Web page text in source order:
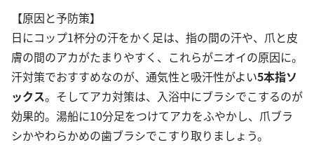
【原因と予防策】
日にコップ1杯分の汗をかく足は、指の間の汗や、爪と皮
膚の間のアカがたまりやすく、これらがニオイの原因に。
汗対策でおすすめなのが、通気性と吸汗性がよい5本指ソ
ックス。そしてアカ対策は、入浴中にブラシでこするのが
効果的。湯船に10分足をつけてアカをふやかし、爪ブラ
シかやわらかめの歯ブラシでこすり取りましょう。